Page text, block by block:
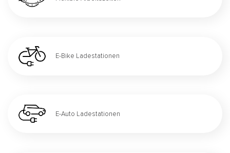
E-Bike Ladestationen
E-Auto Ladestationen